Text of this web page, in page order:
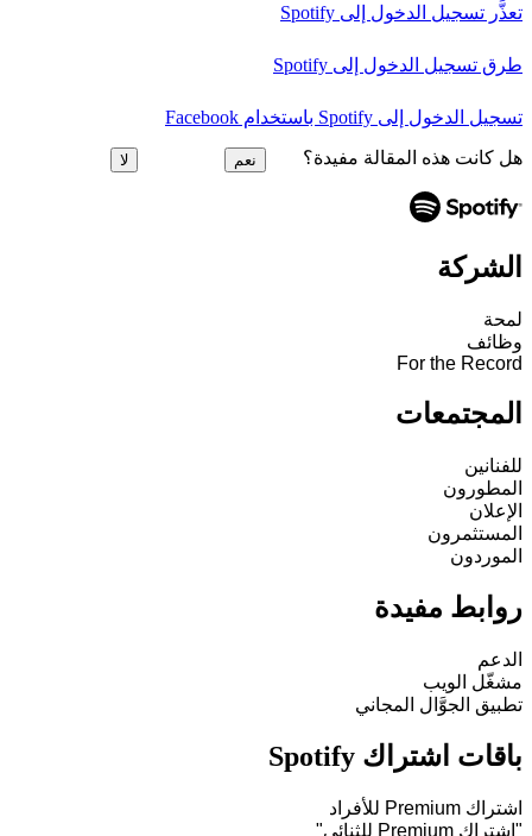
تعذَّر تسجيل الدخول إلى Spotify
طرق تسجيل الدخول إلى Spotify
تسجيل الدخول إلى Spotify باستخدام Facebook
هل كانت هذه المقالة مفيدة؟ نعم لا
الشركة
لمحة
وظائف
For the Record
المجتمعات
للفنانين
المطورون
الإعلان
المستثمرون
الموردون
روابط مفيدة
الدعم
مشغّل الويب
تطبيق الجوَّال المجاني
باقات اشتراك Spotify
اشتراك Premium للأفراد
"اشتراك Premium للثنائي"